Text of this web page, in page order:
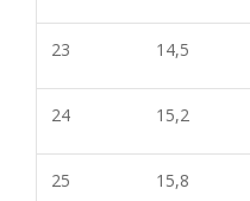
23 14,5
24 15,2
25 15,8